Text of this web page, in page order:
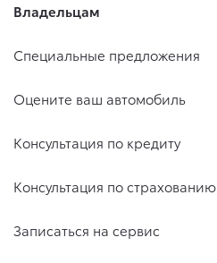
Владельцам
Специальные предложения
Оцените ваш автомобиль
Консультация по кредиту
Консультация по страхованию
Записаться на сервис